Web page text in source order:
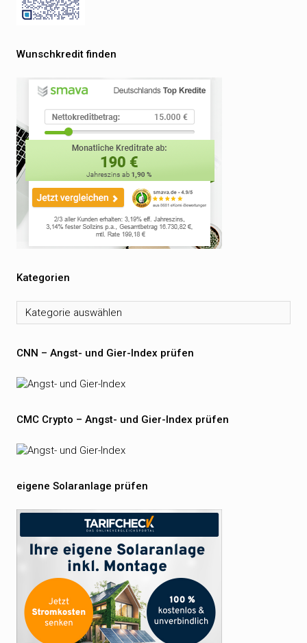
Wunschkredit finden
Kategorien
Kategorien
CNN – Angst- und Gier-Index prüfen
CMC Crypto – Angst- und Gier-Index prüfen
eigene Solaranlage prüfen